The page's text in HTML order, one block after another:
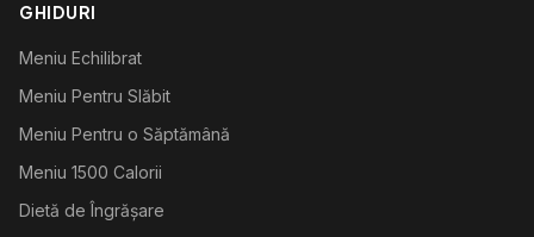
GHIDURI
Meniu Echilibrat
Meniu Pentru Slăbit
Meniu Pentru o Săptămână
Meniu 1500 Calorii
Dietă de Îngrășare